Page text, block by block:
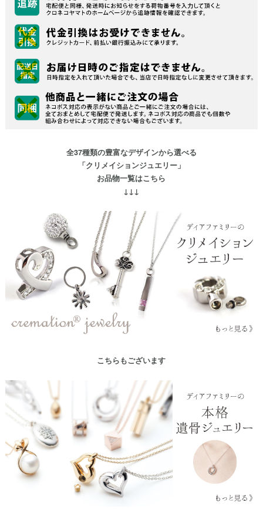
全37種類の豊富なデザインから選べる
「クリメイションジュエリー」
お品物一覧はこちら
↓↓↓
こちらもございます